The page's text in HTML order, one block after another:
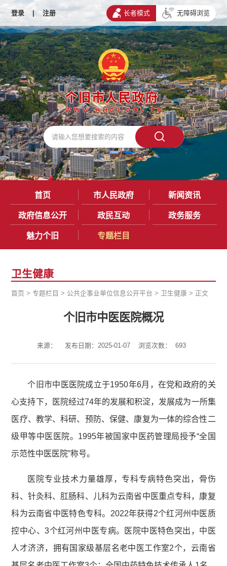
登录 | 注册 长者模式 无障碍浏览
首页 市人民政府 新闻资讯
政府信息公开 政民互动 政务服务
魅力个旧 专题栏目
卫生健康
首页 >专题栏目 > 公共企事业单位信息公开平台 > 卫生健康 > 正文
个旧市中医医院概况
来源： 发布日期：2025-01-07 浏览次数： 693
个旧市中医医院成立于1950年6月，在党和政府的关
心支持下，医院经过74年的发展和积淀，发展成为一所集
医疗、教学、科研、预防、保健、康复为一体的综合性二
级甲等中医医院。1995年被国家中医药管理局授予“全国
示范性中医医院”称号。
医院专业技术力量雄厚，专科专病特色突出，骨伤
科、针灸科、肛肠科、儿科为云南省中医重点专科，康复
科为云南省中医特色专科。2022年获得2个红河州中医质
控中心、3个红河州中医专病。医院中医特色突出，中医
人才济济，拥有国家级基层名老中医工作室2个，云南省